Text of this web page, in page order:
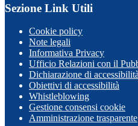
Sezione Link Utili
Cookie policy
Note legali
Informativa Privacy
Ufficio Relazioni con il
Dichiarazione di accessibilità
Obiettivi di accessibilità
Whistleblowing
Gestione consensi cookie
Amministrazione trasparente